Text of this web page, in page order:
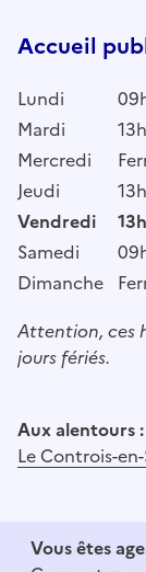
Accueil
Lundi
Mardi
Mercredi
Jeudi
Vendredi
Samedi
Dimanche
Attention, ces
jours fériés.
Aux alentours :
Le Controis-
Vous êtes